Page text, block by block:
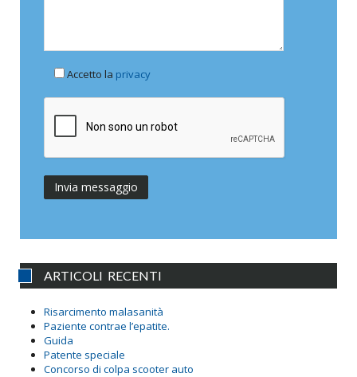
Accetto la privacy
ARTICOLI RECENTI
Risarcimento malasanità
Paziente contrae l’epatite.
Guida
Patente speciale
Concorso di colpa scooter auto